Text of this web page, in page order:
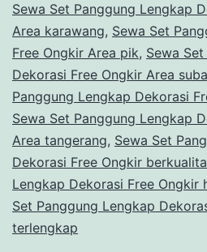
Sewa Set Panggung Lengkap
Area karawang, Sewa Set
Free Ongkir Area pik, Sewa
Dekorasi Free Ongkir Area
Panggung Lengkap Dekorasi
Sewa Set Panggung Lengkap
Area tangerang, Sewa Set
Dekorasi Free Ongkir
Lengkap Dekorasi Free Ongkir
Set Panggung Lengkap
terlengkap